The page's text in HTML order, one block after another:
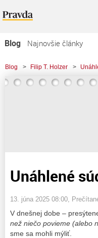
Blog
Najnovšie články
Najčítanejšie články
Najkomentovanejšie články
Blog > Filip T. Holzer >
Unáhlené
13. júna 2025 08:00 ,
V dnešnej dobe –
než niečo povieme (alebo
sme sa mohli mýliť.